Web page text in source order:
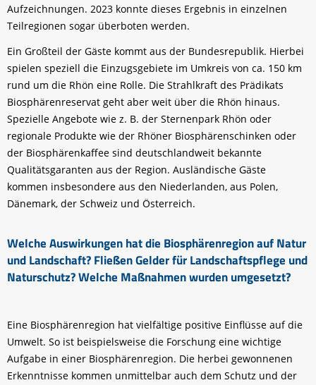
Aufzeichnungen. 2023 konnte dieses Ergebnis in einzelnen
Teilregionen sogar überboten werden.
Ein Großteil der Gäste kommt aus der Bundesrepublik. Hierbei
spielen speziell die Einzugsgebiete im Umkreis von ca. 150 km
rund um die Rhön eine Rolle. Die Strahlkraft des Prädikats
Biosphärenreservat geht aber weit über die Rhön hinaus.
Spezielle Angebote wie z. B. der Sternenpark Rhön oder
regionale Produkte wie der Rhöner Biosphärenschinken oder
der Biosphärenkaffee sind deutschlandweit bekannte
Qualitätsgaranten aus der Region. Ausländische Gäste
kommen insbesondere aus den Niederlanden, aus Polen,
Dänemark, der Schweiz und Österreich.
Welche Auswirkungen hat die Biosphärenregion auf Natur
und Landschaft? Fließen Gelder für Landschaftspflege und
Naturschutz? Welche Maßnahmen wurden umgesetzt?
Eine Biosphärenregion hat vielfältige positive Einflüsse auf die
Umwelt. So ist beispielsweise die Forschung eine wichtige
Aufgabe in einer Biosphärenregion. Die herbei gewonnenen
Erkenntnisse kommen unmittelbar auch dem Schutz und der